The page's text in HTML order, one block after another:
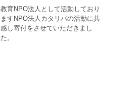
教育NPO法人として活動しており
ますNPO法人カタリバの活動に共
感し寄付をさせていただきまし
た。